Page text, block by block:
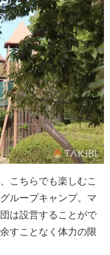
こちらでも楽しむこ
ループキャンプ。マ
は設営することがで
すことなく体力の限